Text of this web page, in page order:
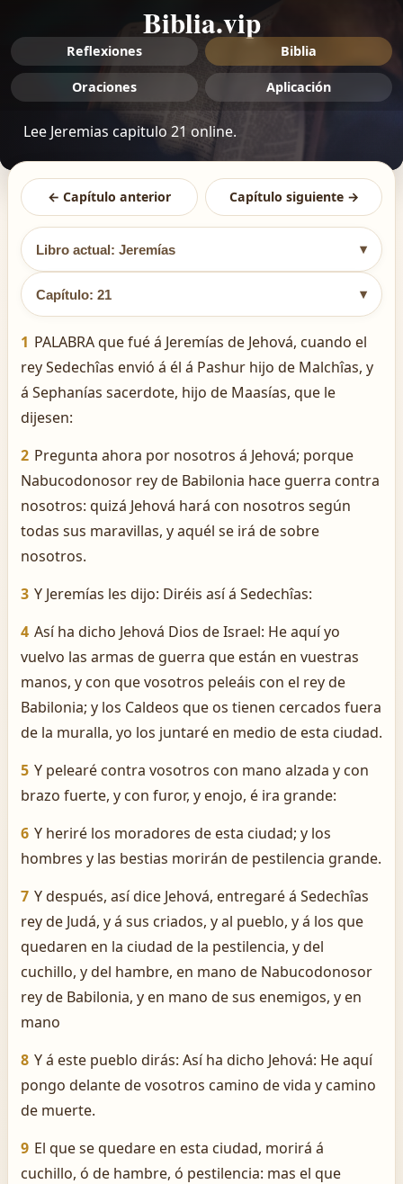
Biblia.vip
Reflexiones Biblia
Oraciones Aplicación
Lee Jeremias capitulo 21 online.
← Capítulo anterior Capítulo siguiente →
Libro actual: Jeremías ▾
Capítulo: 21 ▾
1 PALABRA que fué á Jeremías de Jehová, cuando el
rey Sedechîas envió á él á Pashur hijo de Malchîas, y
á Sephanías sacerdote, hijo de Maasías, que le
dijesen:
2 Pregunta ahora por nosotros á Jehová; porque
Nabucodonosor rey de Babilonia hace guerra contra
nosotros: quizá Jehová hará con nosotros según
todas sus maravillas, y aquél se irá de sobre
nosotros.
3 Y Jeremías les dijo: Diréis así á Sedechîas:
4 Así ha dicho Jehová Dios de Israel: He aquí yo
vuelvo las armas de guerra que están en vuestras
manos, y con que vosotros peleáis con el rey de
Babilonia; y los Caldeos que os tienen cercados fuera
de la muralla, yo los juntaré en medio de esta ciudad.
5 Y pelearé contra vosotros con mano alzada y con
brazo fuerte, y con furor, y enojo, é ira grande:
6 Y heriré los moradores de esta ciudad; y los
hombres y las bestias morirán de pestilencia grande.
7 Y después, así dice Jehová, entregaré á Sedechîas
rey de Judá, y á sus criados, y al pueblo, y á los que
quedaren en la ciudad de la pestilencia, y del
cuchillo, y del hambre, en mano de Nabucodonosor
rey de Babilonia, y en mano de sus enemigos, y en
mano
8 Y á este pueblo dirás: Así ha dicho Jehová: He aquí
pongo delante de vosotros camino de vida y camino
de muerte.
9 El que se quedare en esta ciudad, morirá á
cuchillo, ó de hambre, ó pestilencia: mas el que